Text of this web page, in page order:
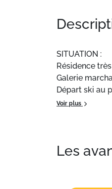
SITUATION :
Résidence
Galerie
Départ ski au
EQUIPEMENTS :
:
Voir plus
Les